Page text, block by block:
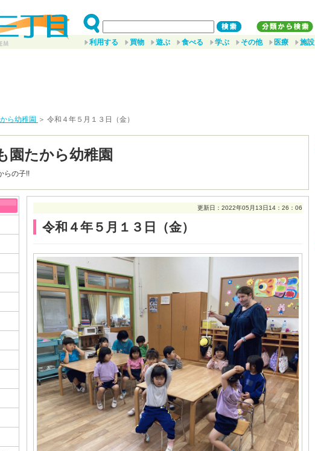
利用する 買物 遊ぶ 食べる 学ぶ その他 医療 施設
ら幼稚園 ＞ 令和４年５月１３日（金）
園たから幼稚園
らの子!!
更新日：2022年05月13日14：26：06
令和４年５月１３日（金）